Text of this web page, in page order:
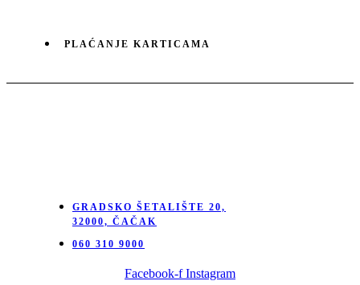
PLAĆANJE KARTICAMA
GRADSKO ŠETALIŠTE 20,
32000, ČAČAK
060 310 9000
Facebook-f Instagram